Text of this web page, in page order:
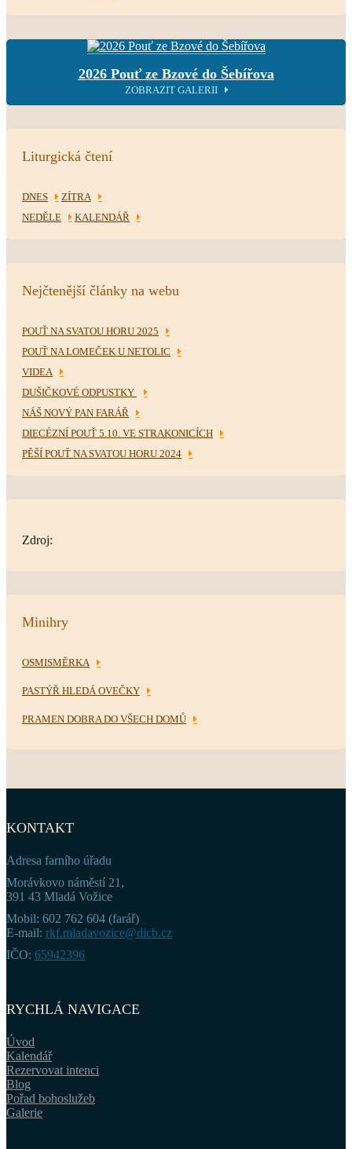
2026 Pouť ze Bzové do Šebířova
ZOBRAZIT GALERII
Liturgická čtení
DNES
ZÍTRA
NEDĚLE
KALENDÁŘ
Nejčtenější články na webu
POUŤ NA SVATOU HORU 2025
POUŤ NA LOMEČEK U NETOLIC
VIDEA
DUŠIČKOVÉ ODPUSTKY
NÁŠ NOVÝ PAN FARÁŘ
DIECÉZNÍ POUŤ 5.10. VE STRAKONICÍCH
PĚŠÍ POUŤ NA SVATOU HORU 2024
Zdroj:
Minihry
OSMISMĚRKA
PASTÝŘ HLEDÁ OVEČKY
PRAMEN DOBRA DO VŠECH DOMŮ
KONTAKT
Adresa farního úřadu
Morávkovo náměstí 21,
391 43 Mladá Vožice
Mobil: 602 762 604 (farář)
E-mail: rkf.mladavozice@dicb.cz
IČO: 65942396
RYCHLÁ NAVIGACE
Úvod
Kalendář
Rezervovat intenci
Blog
Pořad bohoslužeb
Galerie